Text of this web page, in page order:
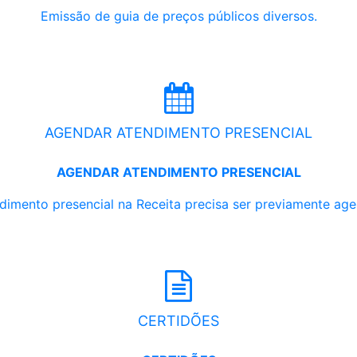
Emissão de guia de preços públicos diversos.
AGENDAR ATENDIMENTO PRESENCIAL
AGENDAR ATENDIMENTO PRESENCIAL
presencial na Receita precisa ser previamente
CERTIDÕES